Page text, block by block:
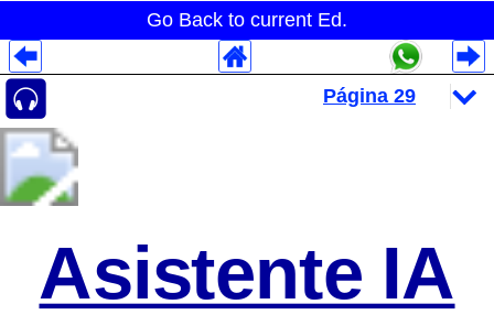
Go Back to current Ed.
Asistente IA
Despliegues Analytics
Despliegues Totales
Despliegues por Rubros